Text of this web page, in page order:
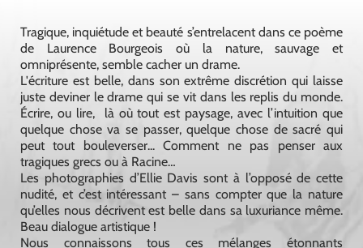
Tragique, inquiétude et beauté s’entrelacent dans ce poème
de Laurence Bourgeois où la nature, sauvage et
omniprésente, semble cacher un drame.
L'écriture est belle, dans son extrême discrétion qui laisse
juste deviner le drame qui se vit dans les replis du monde.
Écrire, ou lire, là où tout est paysage, avec l’intuition que
quelque chose va se passer, quelque chose de sacré qui
peut tout bouleverser... Comment ne pas penser aux
tragiques grecs ou à Racine…
Les photographies d’Ellie Davis sont à l’opposé de cette
nudité, et c’est intéressant – sans compter que la nature
qu’elles nous décrivent est belle dans sa luxuriance même.
Beau dialogue artistique !
Nous connaissons tous ces mélanges étonnants